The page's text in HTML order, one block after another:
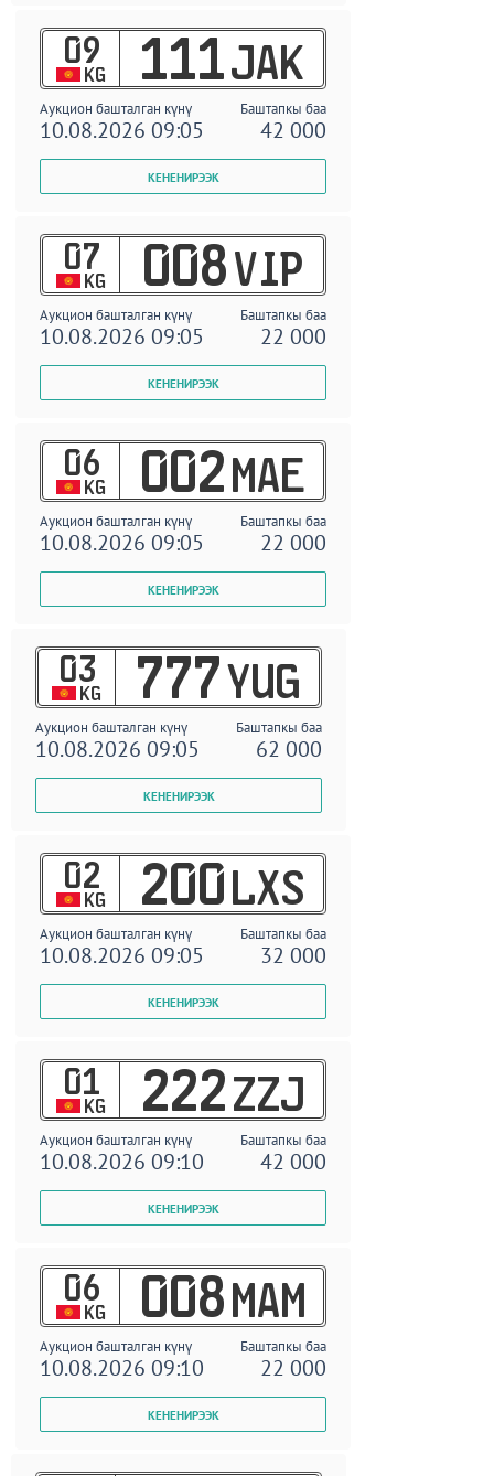
09
KG 111 JAK
Аукцион башталган күнү Баштапкы баа
10.08.2026 09:05 42 000
07
KG 008 VIP
Аукцион башталган күнү Баштапкы баа
10.08.2026 09:05 22 000
06
KG 002 MAE
Аукцион башталган күнү Баштапкы баа
10.08.2026 09:05 22 000
03
KG 777 YUG
Аукцион башталган күнү Баштапкы баа
10.08.2026 09:05 62 000
02
KG 200 LXS
Аукцион башталган күнү Баштапкы баа
10.08.2026 09:05 32 000
01
KG 222 ZZJ
Аукцион башталган күнү Баштапкы баа
10.08.2026 09:10 42 000
06
KG 008 MAM
Аукцион башталган күнү Баштапкы баа
10.08.2026 09:10 22 000